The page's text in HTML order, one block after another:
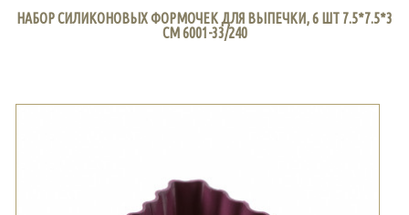
НАБОР СИЛИКОНОВЫХ ФОРМОЧЕК ДЛЯ ВЫПЕЧКИ, 6 ШТ 7.5*7.5*3
СМ 6001-33/240